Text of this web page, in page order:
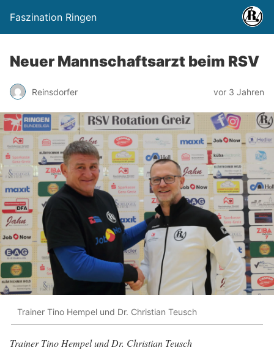
Faszination Ringen
Neuer Mannschaftsarzt beim RSV
Reinsdorfer vor 3 Jahren
Trainer Tino Hempel und Dr. Christian Teusch
Trainer Tino Hempel und Dr. Christian Teusch